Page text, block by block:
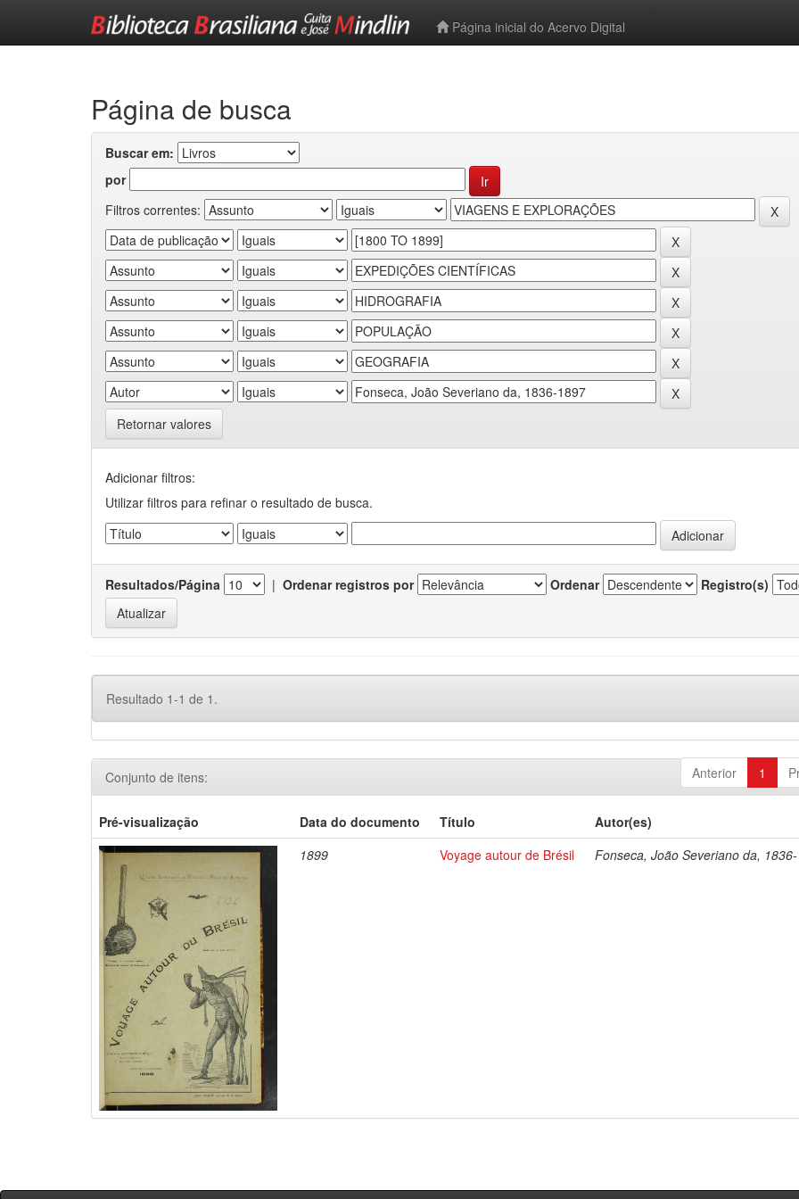
Página inicial do Acervo Digital
Página de busca
Buscar em:
por
Filtros correntes:
Retornar valores
Adicionar filtros:
Utilizar filtros para refinar o resultado de busca.
Resultados/Página | Ordenar registros por Ordenar Registro(s)
Resultado 1-1 de 1.
Anterior 1
Conjunto de itens:
Pré-visualização Data do documento Título
Autor(es)
1899
Voyage autour de Brésil Fonseca, João Severiano da,